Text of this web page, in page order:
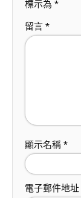
標示為 *
留言 *
顯示名稱 *
電子郵件地址